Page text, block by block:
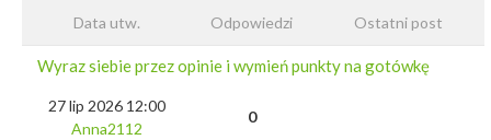
Data utw. Odpowiedzi Ostatni post
Wyraz siebie przez opinie i wymień punkty na gotówkę
27 lip 2026 12:00
Anna2112
0